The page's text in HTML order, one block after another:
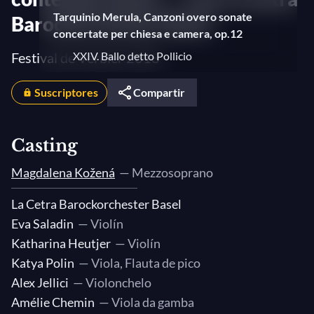
Tarquinio Merula, Canzoni overo sonate
concertate per chiesa e camera, op.12
XXIV. Ballo detto Pollicio
Dario Castello, Sonate Concertate in Stil
Moderno, Libro II
Arianna has a problem
Biagio Marini, Per ogni sorte di
strumento, op. 22
Passacaglio a quattro
Claudio Monteverdi, Madrigali guerrieri,
et amorosi, Libro VIII
Barockorchester Basel
Festival de Verbier 2018
Suscriptores Compartir
Casting
Magdalena Kožená — Mezzosoprano
La Cetra Barockorchester Basel
Eva Saladin — Violín
Katharina Heutjer — Violín
Katya Polin — Viola, Flauta de pico
Alex Jellici — Violonchelo
Amélie Chemin — Viola da gamba